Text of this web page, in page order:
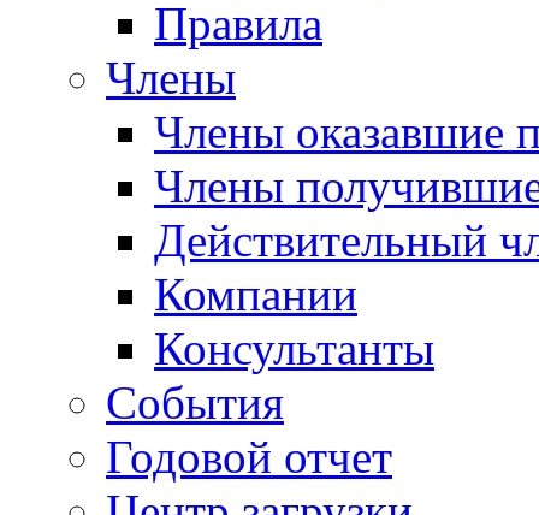
Правила
Члены
Члены оказавшие
Члены
Действительный
Компании
Консультанты
События
Годовой отчет